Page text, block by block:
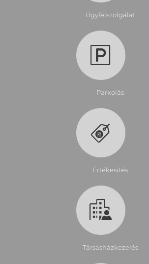
Ügyfélszolgálat
Parkolás
Értékesítés
Társasházkezelés